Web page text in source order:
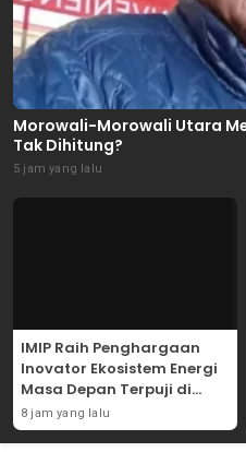
Morowali-Morowali Utara
Tak Dihitung?
5 jam yang lalu
IMIP Raih Penghargaan
Inovator Ekosistem Energi
Masa Depan Terpuji di
Detiktimur Awards 2026
8 jam yang lalu